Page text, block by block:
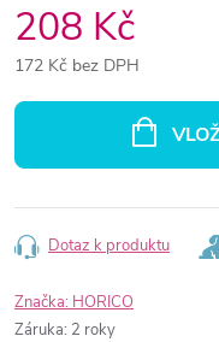
208 Kč
172 Kč bez DPH
Dotaz k produktu
Značka: HORICO
Záruka: 2 roky